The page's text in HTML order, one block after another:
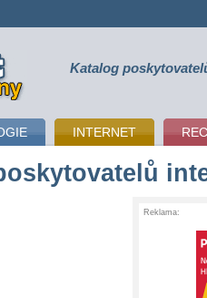
Katalog
INTERNET
Reklama: